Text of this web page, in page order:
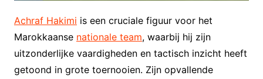
Achraf Hakimi is een cruciale figuur voor het
Marokkaanse nationale team, waarbij hij zijn
uitzonderlijke vaardigheden en tactisch inzicht heeft
getoond in grote toernooien. Zijn opvallende